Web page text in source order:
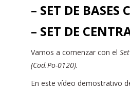
– SET DE BASES
– SET DE
Vamos a comenzar con el
(Cod.Po-0120).
En este vídeo demostrativo